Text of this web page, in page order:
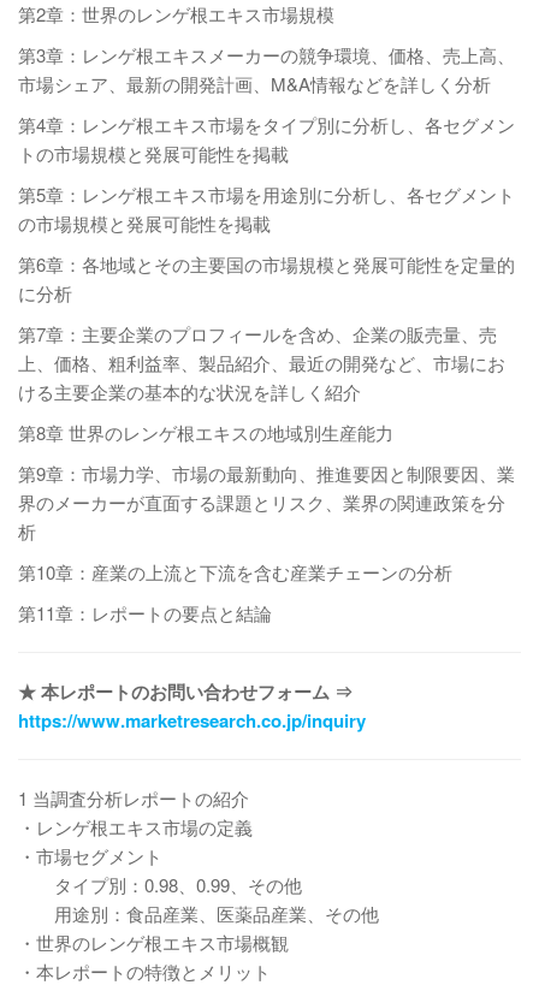
第2章：世界のレンゲ根エキス市場規模
第3章：レンゲ根エキスメーカーの競争環境、価格、売上高、
市場シェア、最新の開発計画、M&A情報などを詳しく分析
第4章：レンゲ根エキス市場をタイプ別に分析し、各セグメン
トの市場規模と発展可能性を掲載
第5章：レンゲ根エキス市場を用途別に分析し、各セグメント
の市場規模と発展可能性を掲載
第6章：各地域とその主要国の市場規模と発展可能性を定量的
に分析
第7章：主要企業のプロフィールを含め、企業の販売量、売
上、価格、粗利益率、製品紹介、最近の開発など、市場にお
ける主要企業の基本的な状況を詳しく紹介
第8章 世界のレンゲ根エキスの地域別生産能力
第9章：市場力学、市場の最新動向、推進要因と制限要因、業
界のメーカーが直面する課題とリスク、業界の関連政策を分
析
第10章：産業の上流と下流を含む産業チェーンの分析
第11章：レポートの要点と結論
★ 本レポートのお問い合わせフォーム ⇒
https://www.marketresearch.co.jp/inquiry
1 当調査分析レポートの紹介
・レンゲ根エキス市場の定義
・市場セグメント
タイプ別：0.98、0.99、その他
用途別：食品産業、医薬品産業、その他
・世界のレンゲ根エキス市場概観
・本レポートの特徴とメリット